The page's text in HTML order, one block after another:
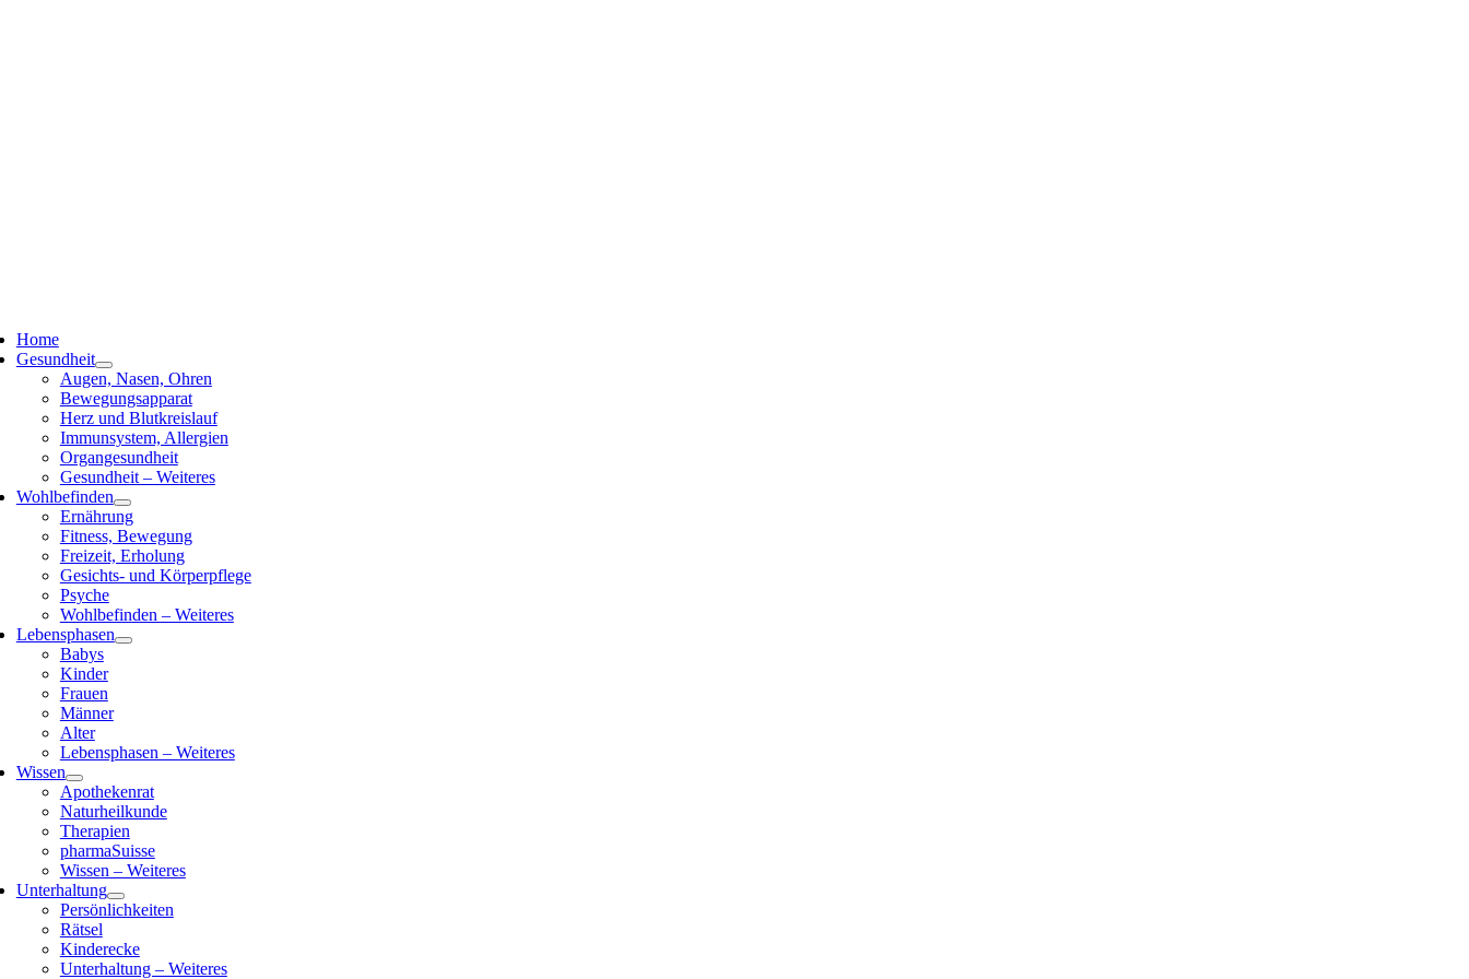
Home
Gesundheit
Augen, Nasen, Ohren
Bewegungsapparat
Herz und Blutkreislauf
Immunsystem, Allergien
Organgesundheit
Gesundheit – Weiteres
Wohlbefinden
Ernährung
Fitness, Bewegung
Freizeit, Erholung
Gesichts- und Körperpflege
Psyche
Wohlbefinden – Weiteres
Lebensphasen
Babys
Kinder
Frauen
Männer
Alter
Lebensphasen – Weiteres
Wissen
Apothekenrat
Naturheilkunde
Therapien
pharmaSuisse
Wissen – Weiteres
Unterhaltung
Persönlichkeiten
Rätsel
Kinderecke
Unterhaltung – Weiteres